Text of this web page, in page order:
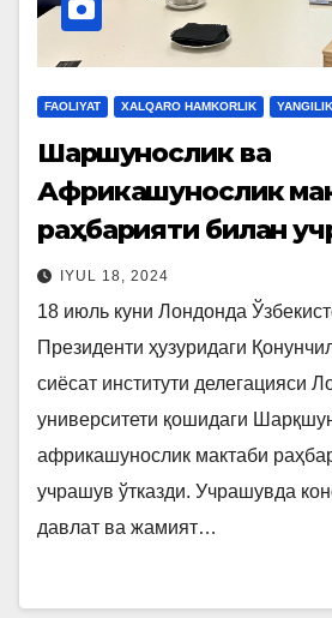
FAOLIYAT XALQARO HAMKORLIK
Шарқшунослик ва
Африкашунослик
раҳбарияти билан
IYUL 18, 2024
18 июль куни Лондонда
Президенти ҳузуридаги
сиёсат институти делегацияси
университети қошидаги
африкашунослик мактаби
учрашув ўтказди. Учрашувда
давлат ва жамият…